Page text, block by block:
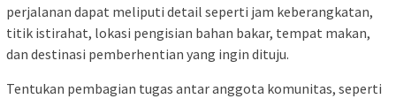
perjalanan dapat meliputi detail seperti jam keberangkatan,
titik istirahat, lokasi pengisian bahan bakar, tempat makan,
dan destinasi pemberhentian yang ingin dituju.
Tentukan pembagian tugas antar anggota komunitas, seperti